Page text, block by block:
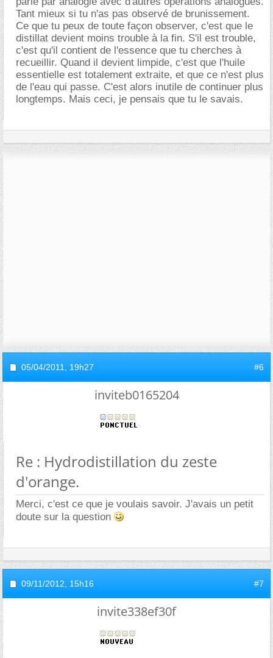
Tant mieux si tu n'as pas observé de brunissement.
Ce que tu peux de toute façon observer, c'est que le
distillat devient moins trouble à la fin. S'il est trouble,
c'est qu'il contient de l'essence que tu cherches à
recueillir. Quand il devient limpide, c'est que l'huile
essentielle est totalement extraite, et que ce n'est plus
de l'eau qui passe. C'est alors inutile de continuer plus
longtemps. Mais ceci, je pensais que tu le savais.
05/04/2011, 19h27 #6
inviteb0165204
Re : Hydrodistillation du zeste
d'orange.
Merci, c'est ce que je voulais savoir. J'avais un petit
doute sur la question
09/11/2012, 15h16 #7
invite338ef30f